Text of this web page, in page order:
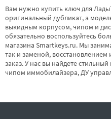
Вам нужно купить ключ для
оригинальный дубликат, а
выкидным корпусом, чипом и
обязательно воспользуйтесь
магазина Smartkeys.ru. Мы
так и заменой, восстановлением
заказ. У нас вы найдете
чипом иммобилайзера, ДУ